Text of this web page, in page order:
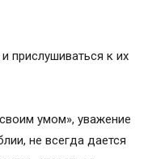
прислушиваться к их
умом», уважение
не всегда дается